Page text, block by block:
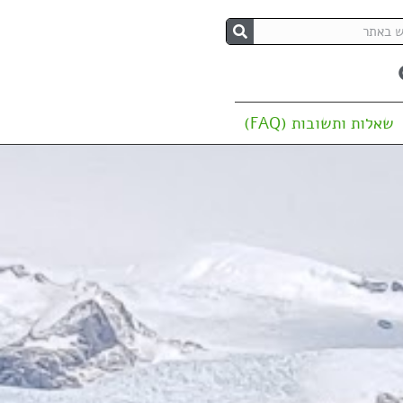
שאלות ותשובות (FAQ)